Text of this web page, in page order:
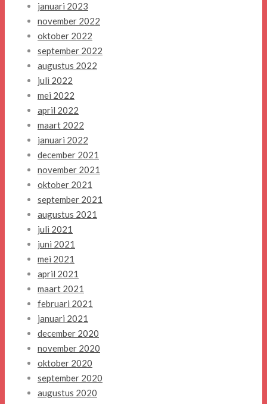
januari 2023
november 2022
oktober 2022
september 2022
augustus 2022
juli 2022
mei 2022
april 2022
maart 2022
januari 2022
december 2021
november 2021
oktober 2021
september 2021
augustus 2021
juli 2021
juni 2021
mei 2021
april 2021
maart 2021
februari 2021
januari 2021
december 2020
november 2020
oktober 2020
september 2020
augustus 2020